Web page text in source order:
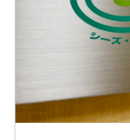
【モデル年収例】
845万円/エンジ
当＋賞与）